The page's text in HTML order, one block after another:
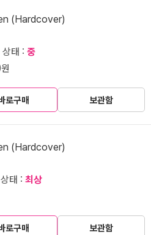
(Hardcover)
태 : 중
로구매 보관함
(Hardcover)
태 : 최상
로구매 보관함